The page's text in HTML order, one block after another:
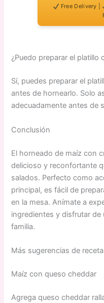
Free Delivery |
¿Puedo preparar el platillo
Sí, puedes preparar el
antes de hornearlo. Solo
adecuadamente antes de
Conclusión
El horneado de maíz con
delicioso y reconfortante
salados. Perfecto como
principal, es fácil de
en la mesa. Anímate a
ingredientes y disfrutar
familia.
Más sugerencias de
Maíz con queso cheddar
Agrega queso cheddar